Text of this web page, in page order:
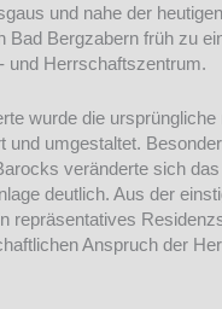
und nahe der
Bad Bergzabern früh zu
und Herrschaftszentrum.
wurde die ursprüngliche
und umgestaltet.
veränderte sich das
deutlich. Aus der
repräsentatives
Anspruch der